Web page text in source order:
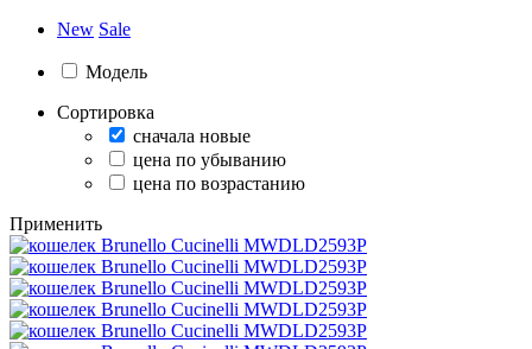
New Sale
Модель
Сортировка
сначала новые
цена по убыванию
цена по возрастанию
Применить